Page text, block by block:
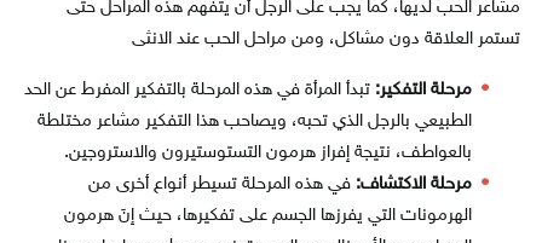
مشاعر الحب لديها، كما يجب على الرجل أن يتفهم هذه المراحل حتى
تستمر العلاقة دون مشاكل، ومن مراحل الحب عند الانثى
مرحلة التفكير: تبدأ المرأة في هذه المرحلة بالتفكير المفرط عن الحد
الطبيعي بالرجل الذي تحبه، ويصاحب هذا التفكير مشاعر مختلطة
بالعواطف، نتيجة إفراز هرمون التستوستيرون والاستروجين.
مرحلة الاكتشاف: في هذه المرحلة تسيطر أنواع أخرى من
الهرمونات التي يفرزها الجسم على تفكيرها، حيث إنَ هرمون